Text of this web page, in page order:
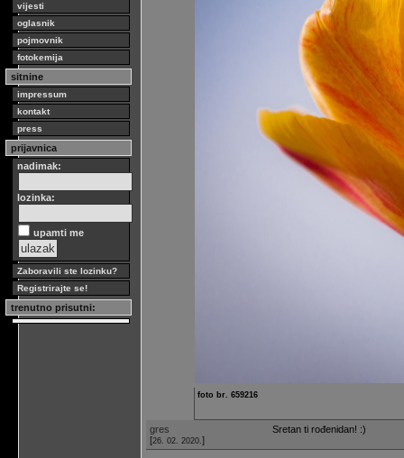
vijesti
oglasnik
pojmovnik
fotokemija
sitnine
impressum
kontakt
press
prijavnica
nadimak:
lozinka:
upamti me
Zaboravili ste lozinku?
Registrirajte se!
trenutno prisutni:
foto br. 659216
gres
[26. 02. 2020. ]
Sretan ti rođenidan! :)